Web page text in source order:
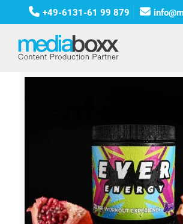
+49-6131-61 99 879